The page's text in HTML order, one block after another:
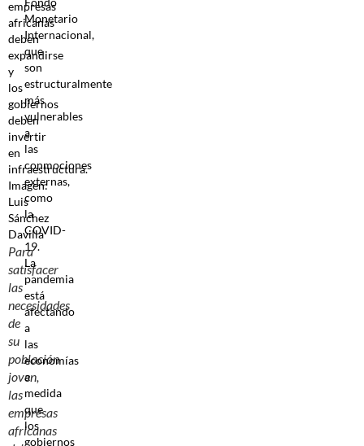
Para
satisfacer
las
necesidades
de
su
población
joven,
las
empresas
africanas
Monetario
Internacional,
que
son
estructuralmente
más
vulnerables
a
las
conmociones
externas,
como
la
COVID-
19.
La
pandemia
está
afectando
a
las
economías
a
medida
que
los
gobiernos